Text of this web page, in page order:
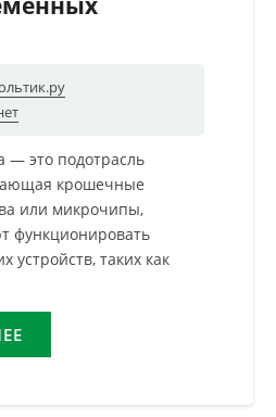
— это подотрасль
крошечные
или микрочипы,
функционировать
устройств, таких как